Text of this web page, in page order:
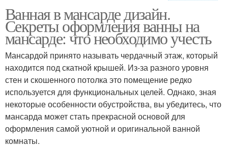
Морской стиль
Ванная в мансарде дизайн.
Секреты оформления ванны на
мансарде: что необходимо учесть
Мансардой принято называть чердачный этаж, который
находится под скатной крышей. Из-за разного уровня
стен и скошенного потолка это помещение редко
используется для функциональных целей. Однако, зная
некоторые особенности обустройства, вы убедитесь, что
мансарда может стать прекрасной основой для
оформления самой уютной и оригинальной ванной
комнаты.